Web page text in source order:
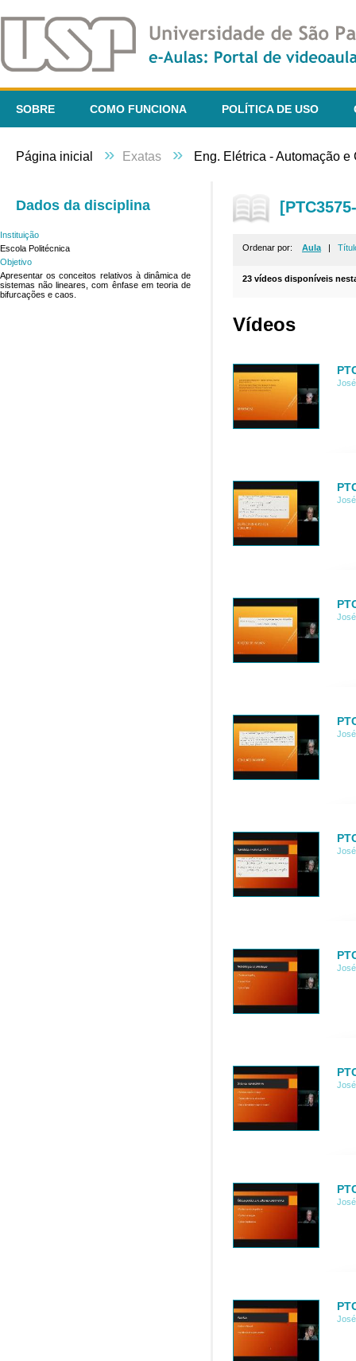
SOBRE COMO FUNCIONA POLÍTICA DE USO
Página inicial » Exatas » Eng. Elétrica - Automação e
Dados da disciplina
Instituição
Escola Politécnica
Objetivo
Apresentar os conceitos relativos à dinâmica de
sistemas não lineares, com ênfase em teoria de
bifurcações e caos.
Ordenar por: Aula |
23 vídeos disponíveis
Vídeos